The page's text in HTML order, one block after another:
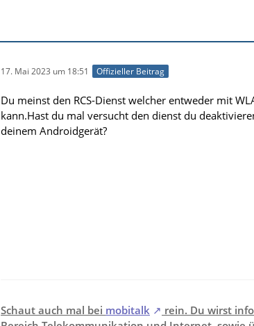
17. Mai 2023 um 18:51 Offizieller Beitrag
Du meinst den RCS-Dienst welcher entweder mit
kann.Hast du mal versucht den dienst du
deinem Androidgerät?
Schaut auch mal bei mobitalk
rein. Du wirst